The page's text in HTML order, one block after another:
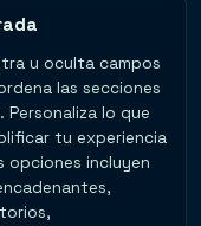
u oculta campos
las secciones
lo que
tu experiencia
opciones incluyen